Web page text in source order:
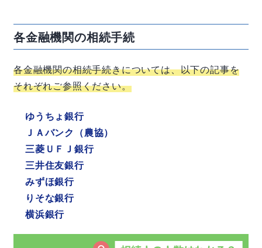
各金融機関の相続手続
各金融機関の相続手続きについては、以下の記事を
それぞれご参照ください。
ゆうちょ銀行
ＪＡバンク（農協）
三菱ＵＦＪ銀行
三井住友銀行
みずほ銀行
りそな銀行
横浜銀行